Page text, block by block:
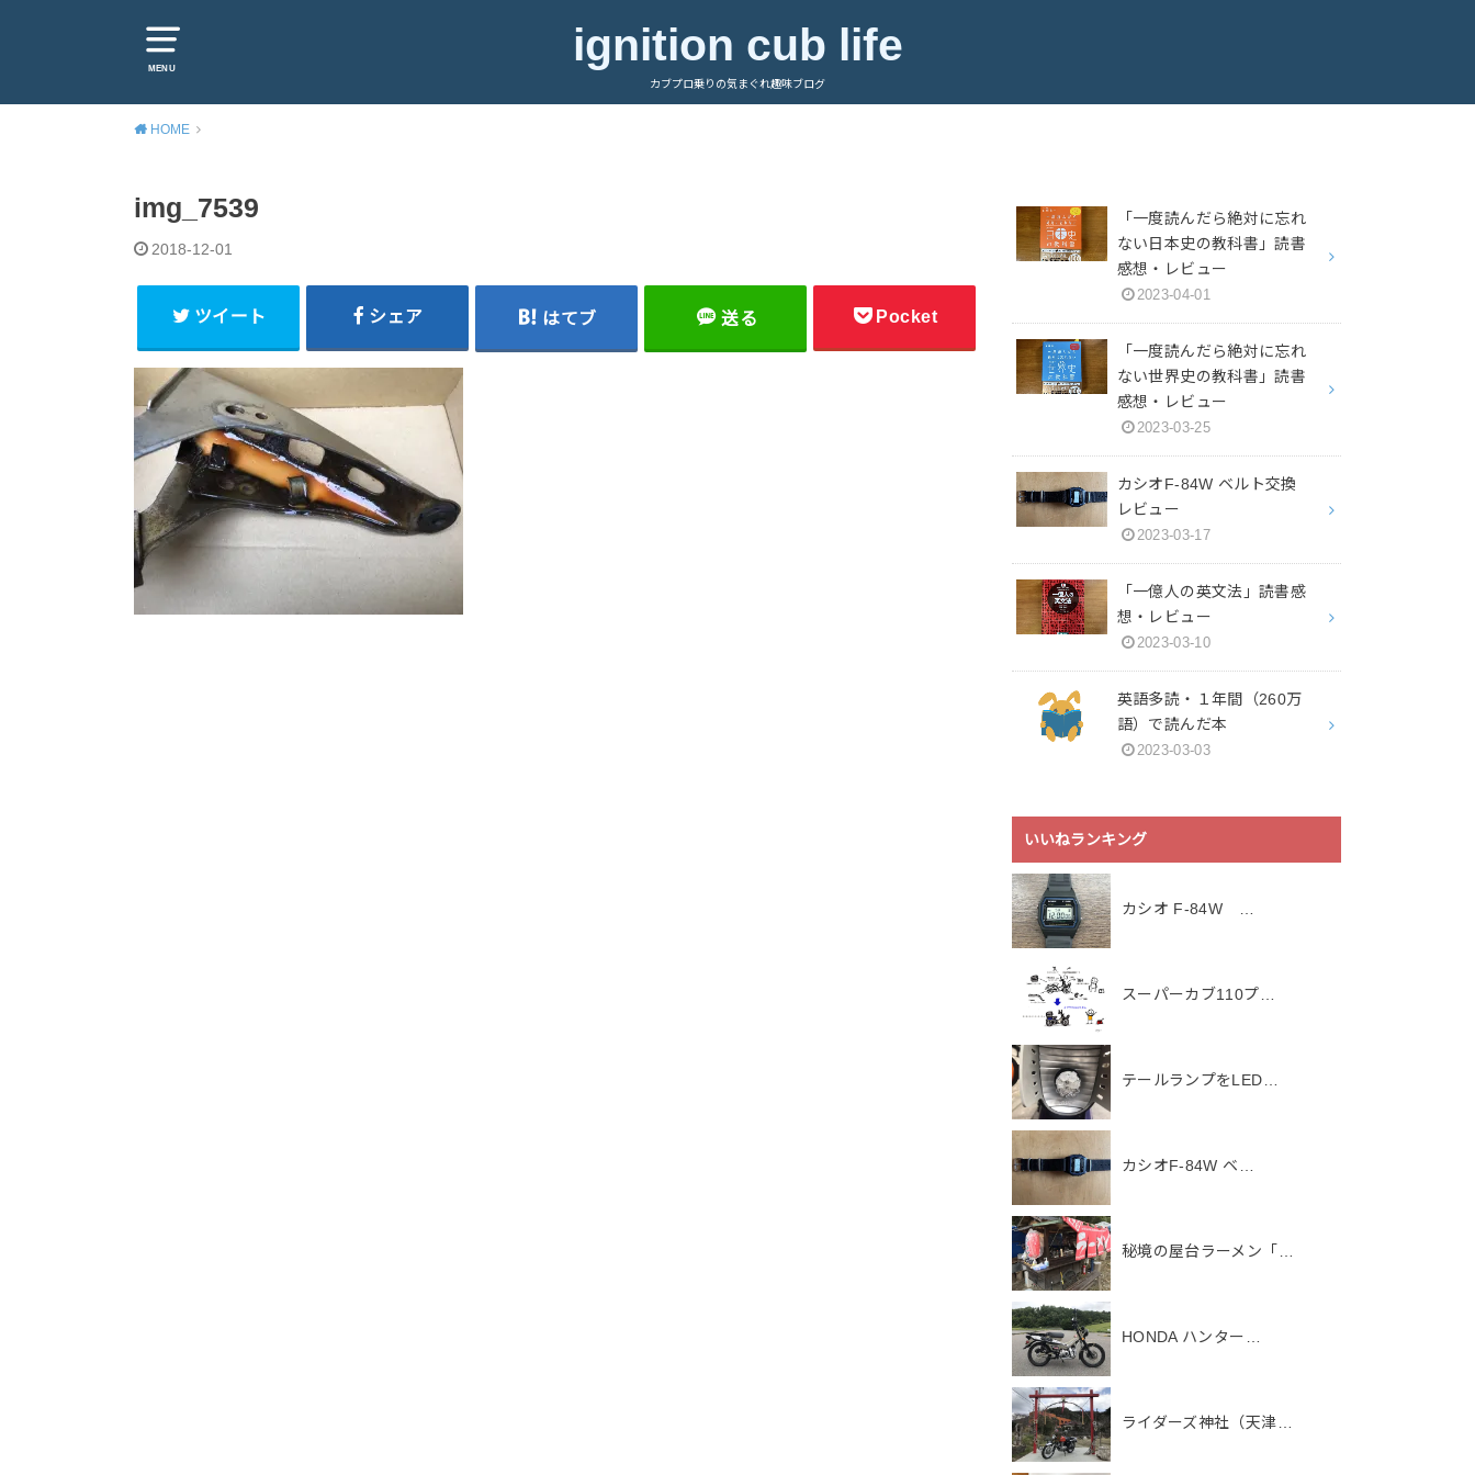
MENU ignition cub life
カブプロ乗りの気まぐれ趣味ブログ
HOME
img_7539
2018-12-01
ツイート シェア はてブ 送る Pocket
「一度読んだら絶対に忘れ
ない日本史の教科書」読書
感想・レビュー
2023-04-01
「一度読んだら絶対に忘れ
ない世界史の教科書」読書
感想・レビュー
2023-03-25
カシオF-84W ベルト交換
レビュー
2023-03-17
「一億人の英文法」読書感
想・レビュー
2023-03-10
英語多読・１年間（260万
語）で読んだ本
2023-03-03
いいねランキング
カシオ F-84W …
スーパーカブ110プ…
テールランプをLED…
カシオF-84W ベ…
秘境の屋台ラーメン「…
HONDA ハンター…
ライダーズ神社（天津…